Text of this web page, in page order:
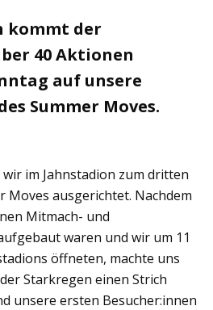
kommt der
40 Aktionen
auf unsere
Summer Moves.
im Jahnstadion zum dritten
Moves ausgerichtet. Nachdem
Mitmach- und
waren und wir um 11
öffneten, machte uns
Starkregen einen Strich
unsere ersten Besucher:innen